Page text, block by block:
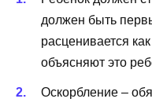
должен быть
расценивается
объясняют это
Оскорбление –